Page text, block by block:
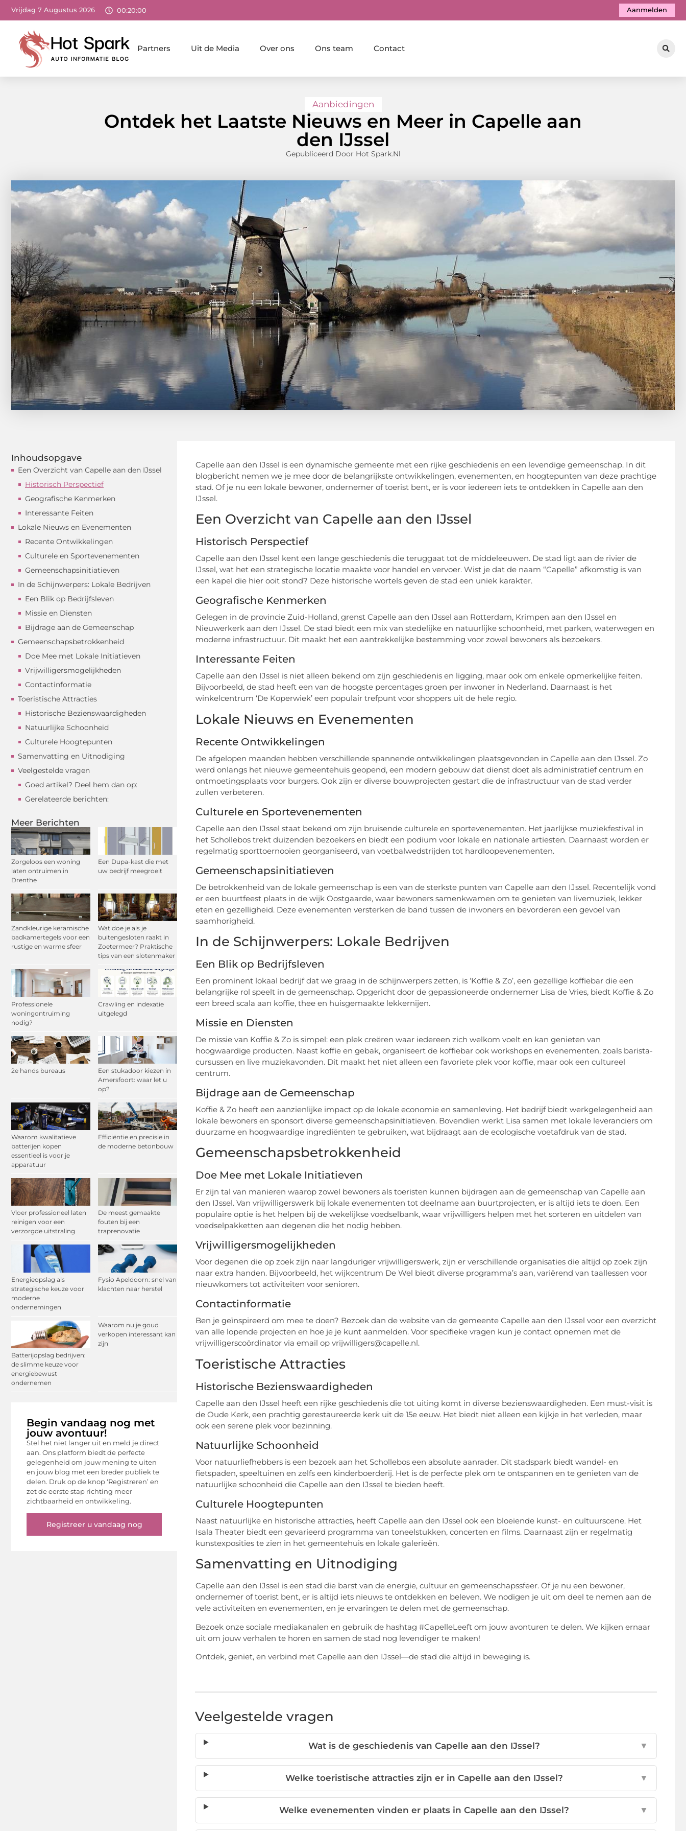
Vrijdag 7 Augustus 2026 00:20:01 Aanmelden
Partners Uit de Media Over ons Ons team Contact
Aanbiedingen
Ontdek het Laatste Nieuws en Meer in Capelle aan
den IJssel
Gepubliceerd Door Hot Spark.nl
Inhoudsopgave
Een Overzicht van Capelle aan den IJssel
Historisch Perspectief
Geografische Kenmerken
Interessante Feiten
Lokale Nieuws en Evenementen
Recente Ontwikkelingen
Culturele en Sportevenementen
Gemeenschapsinitiatieven
In de Schijnwerpers: Lokale Bedrijven
Een Blik op Bedrijfsleven
Missie en Diensten
Bijdrage aan de Gemeenschap
Gemeenschapsbetrokkenheid
Doe Mee met Lokale Initiatieven
Vrijwilligersmogelijkheden
Contactinformatie
Toeristische Attracties
Historische Bezienswaardigheden
Natuurlijke Schoonheid
Culturele Hoogtepunten
Samenvatting en Uitnodiging
Veelgestelde vragen
Goed artikel? Deel hem dan op:
Gerelateerde berichten:
Meer Berichten
Zorgeloos een woning
laten ontruimen in
Drenthe
Een Dupa-kast die met
uw bedrijf meegroeit
Zandkleurige keramische
badkamertegels voor een
rustige en warme sfeer
Wat doe je als je
buitengesloten raakt in
Zoetermeer? Praktische
tips van een slotenmaker
Professionele
woningontruiming
nodig?
Crawling en indexatie
uitgelegd
2e hands bureaus
Een stukadoor kiezen in
Amersfoort: waar let u
op?
Waarom kwalitatieve
batterijen kopen
essentieel is voor je
apparatuur
Efficiëntie en precisie in
de moderne betonbouw
Vloer professioneel laten
reinigen voor een
verzorgde uitstraling
De meest gemaakte
fouten bij een
traprenovatie
Energieopslag als
strategische keuze voor
moderne
ondernemingen
Fysio Apeldoorn: snel van
klachten naar herstel
Batterijopslag bedrijven:
de slimme keuze voor
energiebewust
ondernemen
Waarom nu je goud
verkopen interessant kan
zijn
Begin vandaag nog met
jouw avontuur!
Stel het niet langer uit en meld je direct
aan. Ons platform biedt de perfecte
gelegenheid om jouw mening te uiten
en jouw blog met een breder publiek te
delen. Druk op de knop ‘Registreren’ en
zet de eerste stap richting meer
zichtbaarheid en ontwikkeling.
Registreer u vandaag nog
Capelle aan den IJssel is een dynamische gemeente met een rijke geschiedenis en een levendige gemeenschap. In dit
blogbericht nemen we je mee door de belangrijkste ontwikkelingen, evenementen, en hoogtepunten van deze prachtige
stad. Of je nu een lokale bewoner, ondernemer of toerist bent, er is voor iedereen iets te ontdekken in Capelle aan den
IJssel.
Een Overzicht van Capelle aan den IJssel
Historisch Perspectief
Capelle aan den IJssel kent een lange geschiedenis die teruggaat tot de middeleeuwen. De stad ligt aan de rivier de
IJssel, wat het een strategische locatie maakte voor handel en vervoer. Wist je dat de naam “Capelle” afkomstig is van
een kapel die hier ooit stond? Deze historische wortels geven de stad een uniek karakter.
Geografische Kenmerken
Gelegen in de provincie Zuid-Holland, grenst Capelle aan den IJssel aan Rotterdam, Krimpen aan den IJssel en
Nieuwerkerk aan den IJssel. De stad biedt een mix van stedelijke en natuurlijke schoonheid, met parken, waterwegen en
moderne infrastructuur. Dit maakt het een aantrekkelijke bestemming voor zowel bewoners als bezoekers.
Interessante Feiten
Capelle aan den IJssel is niet alleen bekend om zijn geschiedenis en ligging, maar ook om enkele opmerkelijke feiten.
Bijvoorbeeld, de stad heeft een van de hoogste percentages groen per inwoner in Nederland. Daarnaast is het
winkelcentrum ‘De Koperwiek’ een populair trefpunt voor shoppers uit de hele regio.
Lokale Nieuws en Evenementen
Recente Ontwikkelingen
De afgelopen maanden hebben verschillende spannende ontwikkelingen plaatsgevonden in Capelle aan den IJssel. Zo
werd onlangs het nieuwe gemeentehuis geopend, een modern gebouw dat dienst doet als administratief centrum en
ontmoetingsplaats voor burgers. Ook zijn er diverse bouwprojecten gestart die de infrastructuur van de stad verder
zullen verbeteren.
Culturele en Sportevenementen
Capelle aan den IJssel staat bekend om zijn bruisende culturele en sportevenementen. Het jaarlijkse muziekfestival in
het Schollebos trekt duizenden bezoekers en biedt een podium voor lokale en nationale artiesten. Daarnaast worden er
regelmatig sporttoernooien georganiseerd, van voetbalwedstrijden tot hardloopevenementen.
Gemeenschapsinitiatieven
De betrokkenheid van de lokale gemeenschap is een van de sterkste punten van Capelle aan den IJssel. Recentelijk vond
er een buurtfeest plaats in de wijk Oostgaarde, waar bewoners samenkwamen om te genieten van livemuziek, lekker
eten en gezelligheid. Deze evenementen versterken de band tussen de inwoners en bevorderen een gevoel van
saamhorigheid.
In de Schijnwerpers: Lokale Bedrijven
Een Blik op Bedrijfsleven
Een prominent lokaal bedrijf dat we graag in de schijnwerpers zetten, is ‘Koffie & Zo’, een gezellige koffiebar die een
belangrijke rol speelt in de gemeenschap. Opgericht door de gepassioneerde ondernemer Lisa de Vries, biedt Koffie & Zo
een breed scala aan koffie, thee en huisgemaakte lekkernijen.
Missie en Diensten
De missie van Koffie & Zo is simpel: een plek creëren waar iedereen zich welkom voelt en kan genieten van
hoogwaardige producten. Naast koffie en gebak, organiseert de koffiebar ook workshops en evenementen, zoals barista-
cursussen en live muziekavonden. Dit maakt het niet alleen een favoriete plek voor koffie, maar ook een cultureel
centrum.
Bijdrage aan de Gemeenschap
Koffie & Zo heeft een aanzienlijke impact op de lokale economie en samenleving. Het bedrijf biedt werkgelegenheid aan
lokale bewoners en sponsort diverse gemeenschapsinitiatieven. Bovendien werkt Lisa samen met lokale leveranciers om
duurzame en hoogwaardige ingrediënten te gebruiken, wat bijdraagt aan de ecologische voetafdruk van de stad.
Gemeenschapsbetrokkenheid
Doe Mee met Lokale Initiatieven
Er zijn tal van manieren waarop zowel bewoners als toeristen kunnen bijdragen aan de gemeenschap van Capelle aan
den IJssel. Van vrijwilligerswerk bij lokale evenementen tot deelname aan buurtprojecten, er is altijd iets te doen. Een
populaire optie is het helpen bij de wekelijkse voedselbank, waar vrijwilligers helpen met het sorteren en uitdelen van
voedselpakketten aan degenen die het nodig hebben.
Vrijwilligersmogelijkheden
Voor degenen die op zoek zijn naar langduriger vrijwilligerswerk, zijn er verschillende organisaties die altijd op zoek zijn
naar extra handen. Bijvoorbeeld, het wijkcentrum De Wel biedt diverse programma’s aan, variërend van taallessen voor
nieuwkomers tot activiteiten voor senioren.
Contactinformatie
Ben je geïnspireerd om mee te doen? Bezoek dan de website van de gemeente Capelle aan den IJssel voor een overzicht
van alle lopende projecten en hoe je je kunt aanmelden. Voor specifieke vragen kun je contact opnemen met de
vrijwilligerscoördinator via email op vrijwilligers@capelle.nl.
Toeristische Attracties
Historische Bezienswaardigheden
Capelle aan den IJssel heeft een rijke geschiedenis die tot uiting komt in diverse bezienswaardigheden. Een must-visit is
de Oude Kerk, een prachtig gerestaureerde kerk uit de 15e eeuw. Het biedt niet alleen een kijkje in het verleden, maar
ook een serene plek voor bezinning.
Natuurlijke Schoonheid
Voor natuurliefhebbers is een bezoek aan het Schollebos een absolute aanrader. Dit stadspark biedt wandel- en
fietspaden, speeltuinen en zelfs een kinderboerderij. Het is de perfecte plek om te ontspannen en te genieten van de
natuurlijke schoonheid die Capelle aan den IJssel te bieden heeft.
Culturele Hoogtepunten
Naast natuurlijke en historische attracties, heeft Capelle aan den IJssel ook een bloeiende kunst- en cultuurscene. Het
Isala Theater biedt een gevarieerd programma van toneelstukken, concerten en films. Daarnaast zijn er regelmatig
kunstexposities te zien in het gemeentehuis en lokale galerieën.
Samenvatting en Uitnodiging
Capelle aan den IJssel is een stad die barst van de energie, cultuur en gemeenschapssfeer. Of je nu een bewoner,
ondernemer of toerist bent, er is altijd iets nieuws te ontdekken en beleven. We nodigen je uit om deel te nemen aan de
vele activiteiten en evenementen, en je ervaringen te delen met de gemeenschap.
Bezoek onze sociale mediakanalen en gebruik de hashtag #CapelleLeeft om jouw avonturen te delen. We kijken ernaar
uit om jouw verhalen te horen en samen de stad nog levendiger te maken!
Ontdek, geniet, en verbind met Capelle aan den IJssel—de stad die altijd in beweging is.
Veelgestelde vragen
Wat is de geschiedenis van Capelle aan den IJssel? ▼
Welke toeristische attracties zijn er in Capelle aan den IJssel? ▼
Welke evenementen vinden er plaats in Capelle aan den IJssel? ▼